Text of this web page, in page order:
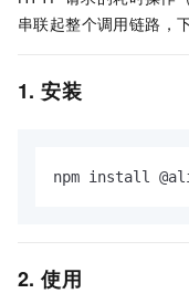
串联起整个调用链路，
1. 安装
npm install
2. 使用